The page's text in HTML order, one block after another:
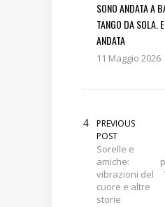
SONO ANDATA A
TANGO DA SOLA.
ANDATA
11 Maggio 2026
PREVIOUS
POST
Sorelle e
amiche:
vibrazioni del
cuore e altre
storie